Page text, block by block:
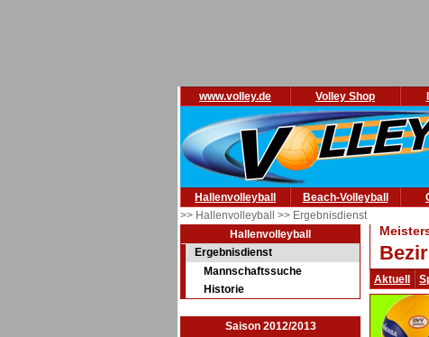
www.volley.de Volley Shop
Hallenvolleyball Beach-Volleyball
>> Hallenvolleyball >> Ergebnisdienst
Hallenvolleyball
Ergebnisdienst
Mannschaftssuche
Historie
Saison 2012/2013
Aktuell